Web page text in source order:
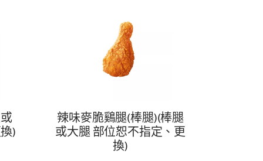
)
辣味麥脆鷄腿(棒腿)(棒腿
或大腿 部位恕不指定、更
換)